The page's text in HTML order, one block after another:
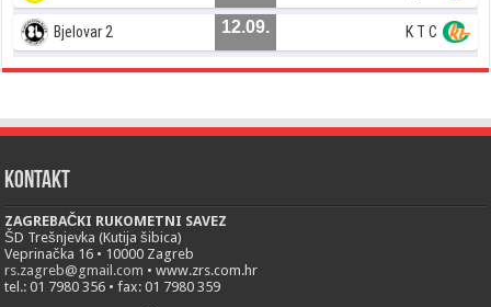
Bjelovar 2 12.09. K T C
Kontakt
ZAGREBAČKI RUKOMETNI SAVEZ
ŠD Trešnjevka (Kutija šibica)
Veprinačka 16 • 10000 Zagreb
rs.zagreb@gmail.com • www.zrs.com.hr
tel.: 01 7980 356 • fax: 01 7980 359